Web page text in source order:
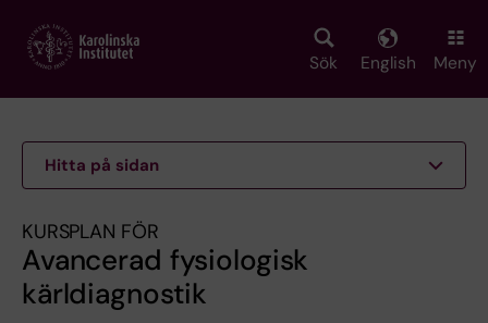
main
Sök English Meny
Hitta på sidan
KURSPLAN FÖR
Avancerad fysiologisk
kärldiagnostik